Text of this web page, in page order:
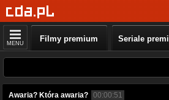
MENU Filmy premium Seriale
Awaria? Która awaria? 00:00:51